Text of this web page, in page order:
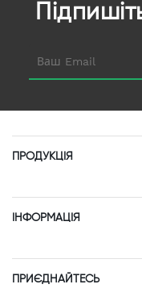
ПРОДУКЦІЯ
ІНФОРМАЦІЯ
ПРИЄДНАЙТЕСЬ